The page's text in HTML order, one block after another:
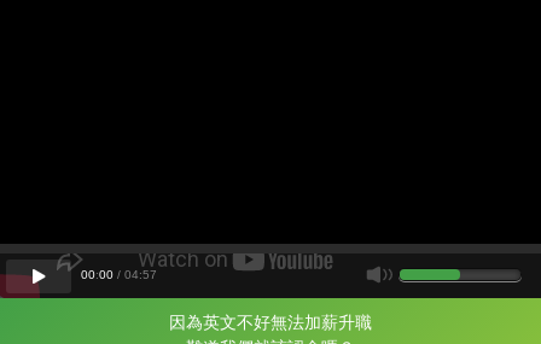
因為英文不好無法加薪升職
片尾有
00:00 / 04:57